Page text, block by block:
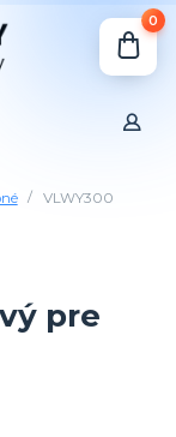
0
VLWY300
pre